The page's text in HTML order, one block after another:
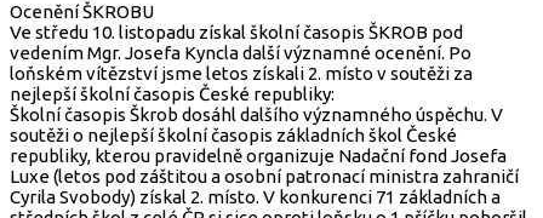
Ocenění ŠKROBU
Ve středu 10. listopadu získal školní časopis ŠKROB pod
vedením Mgr. Josefa Kyncla další významné ocenění. Po
loňském vítězství jsme letos získali 2. místo v soutěži za
nejlepší školní časopis České republiky:
Školní časopis Škrob dosáhl dalšího významného úspěchu. V
soutěži o nejlepší školní časopis základních škol České
republiky, kterou pravidelně organizuje Nadační fond Josefa
Luxe (letos pod záštitou a osobní patronací ministra zahraničí
Cyrila Svobody) získal 2. místo. V konkurenci 71 základních a